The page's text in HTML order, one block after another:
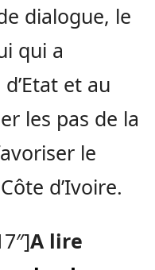
dialogue, le
qui a
et au
les pas de la
le
d’Ivoire.
A lire